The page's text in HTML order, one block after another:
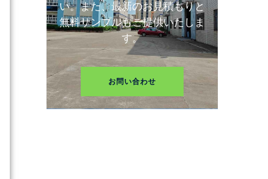
い。また、最新のお見積もりと
無料サンプルもご提供いたしま
す。
お問い合わせ